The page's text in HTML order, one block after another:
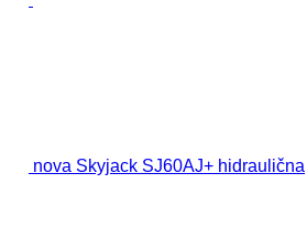
nova Skyjack SJ60AJ+ hidraulična